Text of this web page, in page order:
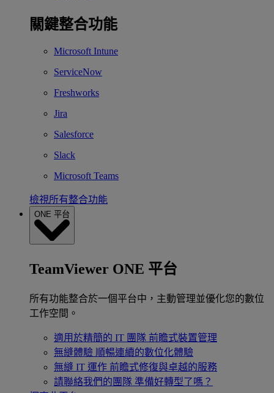
關鍵整合功能
Microsoft Intune
ServiceNow
Freshworks
Jira
Salesforce
Slack
Microsoft Teams
檢視所有整合功能
ONE 平台
TeamViewer ONE 平台
所有功能整合於一個平台中，主動管理並優化您的數位
工作空間。
適用於精簡的 IT 團隊 前瞻式裝置管理
無縫體驗 順暢連續的數位化體驗
無縫 IT 運作 前瞻式修復與卓越的服務
請聯絡我們的團隊 準備好轉型了嗎？